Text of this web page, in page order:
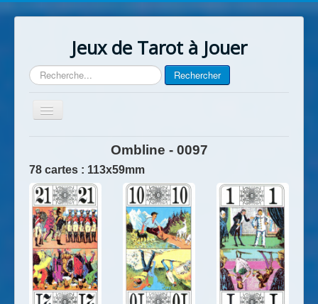
Jeux de Tarot à Jouer
Rechercher Rechercher
Basculer
la
Contact
Ombline - 0097
78 cartes : 113x59mm